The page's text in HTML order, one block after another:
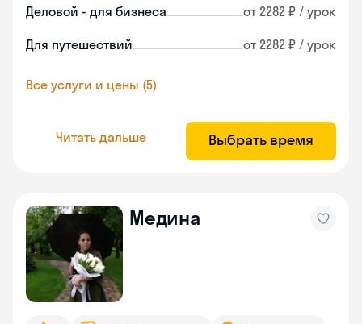
Деловой - для бизнеса от 2282 ₽ / урок
Для путешествий от 2282 ₽ / урок
Все услуги и цены (5)
Читать дальше Выбрать время
Медина